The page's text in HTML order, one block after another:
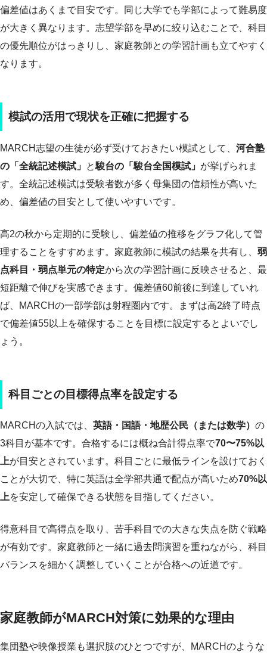
偏差値はあくまで目安です。同じ大学でも学部によって難易度
が大きく異なります。志望学部を早めに絞り込むことで、科目
の優先順位がはっきりし、家庭教師との学習計画も立てやすく
なります。
模試の活用で現状を正確に把握する
MARCH志望の生徒が必ず受けておきたい模試として、 河合塾
の「全統記述模試」 と駿台の「駿台全国模試」 が挙げられま
す。全統記述模試は受験者数が多く母集団の信頼性が高いた
め、偏差値の目安として使いやすいです。
高2の秋から定期的に受験し、偏差値の推移をグラフ化して管
理することをすすめます。家庭教師に模試の結果を共有し、 弱
点科目・弱点単元の特定から次の学習計画に反映させると、最
短距離で伸びを実感できます。偏差値60前後に到達していれ
ば、MARCHの一部学部は射程圏内です。まずは高2終了時点
で偏差値55以上を確保することを目標に設定するとよいでし
ょう。
科目ごとの目標得点率を設定する
MARCHの入試では、 英語・国語・地歴公民（または数学） の
3科目が基本です。合格するには概ね合計得点率で70〜75%以
上が目安とされています。科目ごとに最低ラインを設けておく
ことが大切で、特に英語は全学部共通で配点が高いため70%以
上を安定して確保できる状態を目指してください。
得意科目で高得点を取り、苦手科目での大きな失点を防ぐ戦略
が有効です。家庭教師と一緒に過去問演習を重ねながら、科目
バランスを細かく調整していくことが合格への近道です。
家庭教師がMARCH対策に効果的な理由
集団塾や映像授業も選択肢のひとつですが、MARCHのような